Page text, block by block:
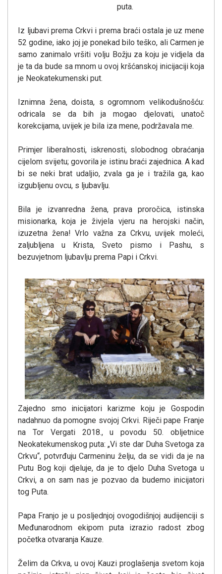
puta.
Iz ljubavi prema Crkvi i prema braći ostala je uz mene
52 godine, iako joj je ponekad bilo teško, ali Carmen je
samo zanimalo vršiti volju Božju za koju je vidjela da
je ta da bude sa mnom u ovoj kršćanskoj inicijaciji koja
je Neokatekumenski put.
Iznimna žena, doista, s ogromnom velikodušnošću:
odricala se da bih ja mogao djelovati, unatoč
korekcijama, uvijek je bila iza mene, podržavala me.
Primjer liberalnosti, iskrenosti, slobodnog obraćanja
cijelom svijetu; govorila je istinu braći zajednica. A kad
bi se neki brat udaljio, zvala ga je i tražila ga, kao
izgubljenu ovcu, s ljubavlju.
Bila je izvanredna žena, prava proročica, istinska
misionarka, koja je živjela vjeru na herojski način,
izuzetna žena! Vrlo važna za Crkvu, uvijek moleći,
zaljubljena u Krista, Sveto pismo i Pashu, s
bezuvjetnom ljubavlju prema Papi i Crkvi.
Zajedno smo inicijatori karizme koju je Gospodin
nadahnuo da pomogne svojoj Crkvi. Riječi pape Franje
na Tor Vergati 2018., u povodu 50. obljetnice
Neokatekumenskog puta: „Vi ste dar Duha Svetoga za
Crkvu“, potvrđuju Carmeninu želju, da se vidi da je na
Putu Bog koji djeluje, da je to djelo Duha Svetoga u
Crkvi, a on sam nas je pozvao da budemo inicijatori
tog Puta.
Papa Franjo je u posljednjoj ovogodišnjoj audijenciji s
Međunarodnom ekipom puta izrazio radost zbog
početka otvaranja Kauze.
Želim da Crkva, u ovoj Kauzi proglašenja svetom koja